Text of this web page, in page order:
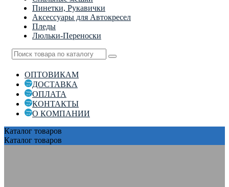
Пинетки, Рукавички
Аксессуары для Автокресел
Пледы
Люльки-Переноски
ОПТОВИКАМ
ДОСТАВКА
ОПЛАТА
КОНТАКТЫ
О КОМПАНИИ
Каталог товаров
Каталог товаров